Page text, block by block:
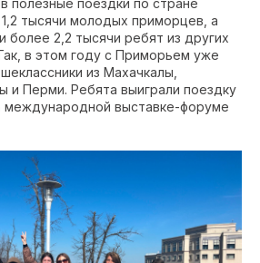
полезные поездки по стране
тысячи молодых приморцев, а
более 2,2 тысячи ребят из других
в этом году с Приморьем уже
из Махачкалы,
и Перми. Ребята выиграли поездку
международной выставке-форуме